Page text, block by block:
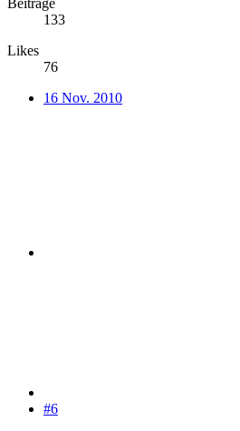
Beiträge
133
Likes
76
16 Nov. 2010
#6